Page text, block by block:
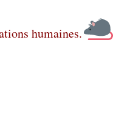
humaines.